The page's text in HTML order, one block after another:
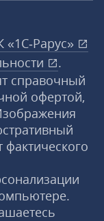
.
справочный
офертой,
фактического